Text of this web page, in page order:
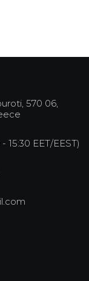
570 06,
15:30 EET/EEST)